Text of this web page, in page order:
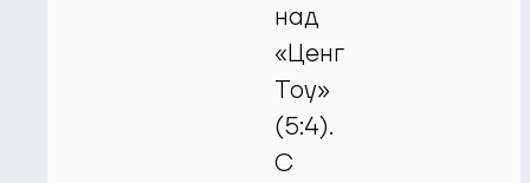
над
«Ценг
Тоу»
(5:4).
С